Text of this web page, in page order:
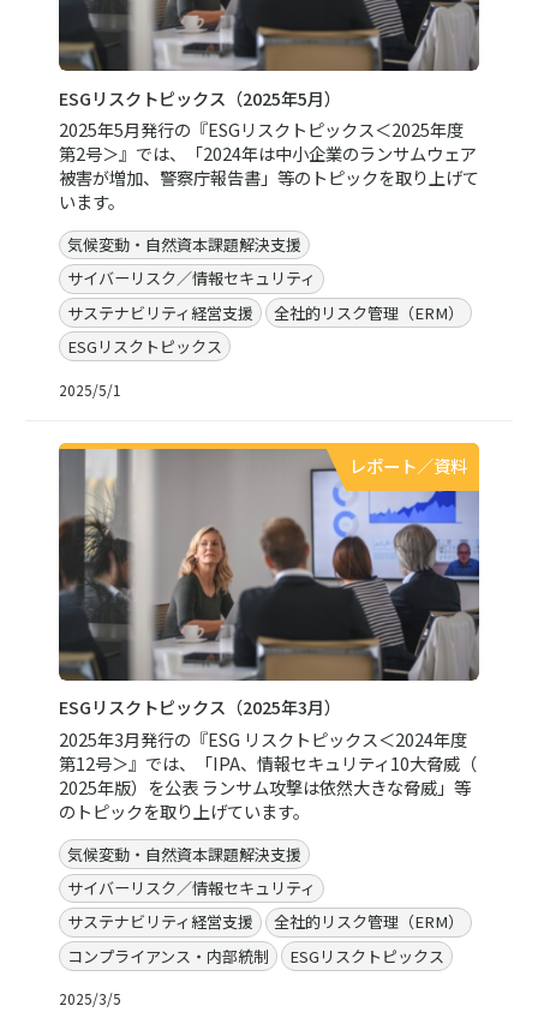
ESGリスクトピックス（2025年5月）
2025年5月発行の『ESGリスクトピックス＜2025年度
第2号＞』では、「2024年は中小企業のランサムウェア
被害が増加、警察庁報告書」等のトピックを取り上げて
います。
気候変動・自然資本課題解決支援
サイバーリスク／情報セキュリティ
サステナビリティ経営支援
全社的リスク管理（ERM）
ESGリスクトピックス
2025/5/1
レポート／資料
ESGリスクトピックス（2025年3月）
2025年3月発行の『ESG リスクトピックス＜2024年度
第12号＞』では、「IPA、情報セキュリティ10大脅威（
2025年版）を公表 ランサム攻撃は依然大きな脅威」等
のトピックを取り上げています。
気候変動・自然資本課題解決支援
サイバーリスク／情報セキュリティ
サステナビリティ経営支援
全社的リスク管理（ERM）
コンプライアンス・内部統制
ESGリスクトピックス
2025/3/5